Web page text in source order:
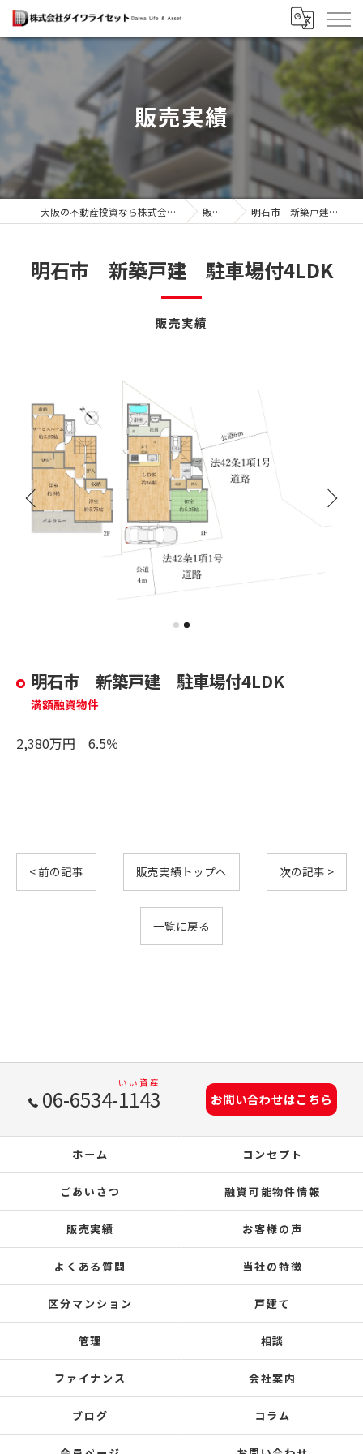
販売実績
大阪の不動産投資なら株式会社ダイワライセット 販売実績 明石市 新築戸建 駐車場付4LDK
販売実績
明石市 新築戸建 駐車場付4LDK
明石市 新築戸建 駐車場付4LDK
満額融資物件
2,380万円 6.5％
< 前の記事 販売実績トップへ 次の記事 >
一覧に戻る
06-6534-1143 お問い合わせはこちら
ホーム コンセプト
ごあいさつ 融資可能物件情報
販売実績 お客様の声
よくある質問 当社の特徴
区分マンション 戸建て
管理 相談
ファイナンス 会社案内
ブログ コラム